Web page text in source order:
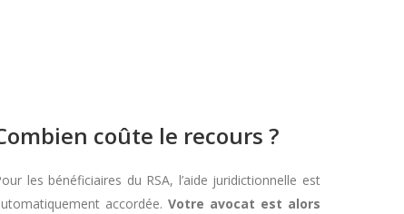
coûte le recours ?
les bénéficiaires du RSA, l’aide juridictionnelle est
accordée. Votre avocat est alors